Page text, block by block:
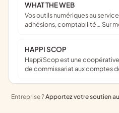
WHAT THE WEB
Vos outils numériques au service de votre mission : site web,
adhésions, comptabilité… Sur
HAPPI SCOP
Happï Scop est une coopérative d’expertise comptable &
de commissariat aux comptes
Entreprise ?Apportez votre soutien